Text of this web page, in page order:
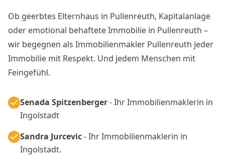
Ob geerbtes Elternhaus in Pullenreuth, Kapitalanlage
oder emotional behaftete Immobilie in Pullenreuth –
wir begegnen als Immobilienmakler Pullenreuth jeder
Immobilie mit Respekt. Und jedem Menschen mit
Feingefühl.
Senada Spitzenberger- Ihr Immobilienmaklerin in
Ingolstadt
Sandra Jurcevic- Ihr Immobilienmaklerin in
Ingolstadt.